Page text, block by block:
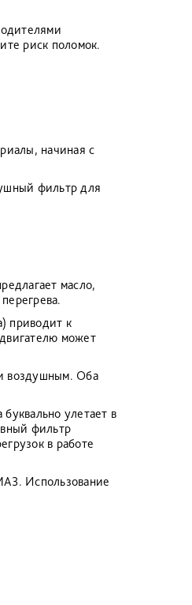
риск поломок.
начиная с
фильтр для
масло,
приводит к
может
воздушным. Оба
улетает в
фильтр
в работе
Использование